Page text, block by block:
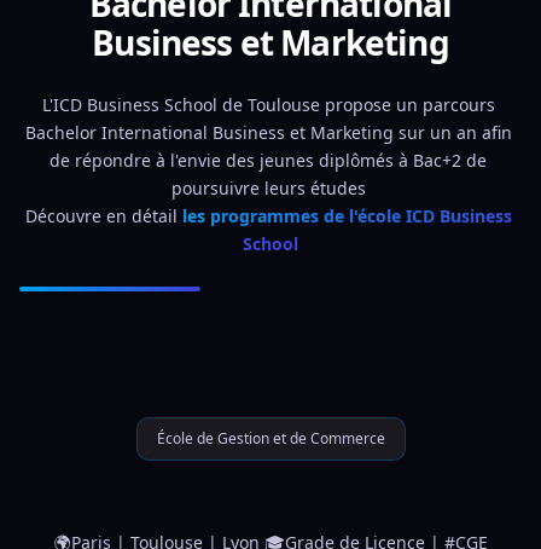
Business et Marketing
L'ICD Business School de Toulouse propose un parcours
Bachelor International Business et Marketing sur un an afin
de répondre à l'envie des jeunes diplômés à Bac+2 de
poursuivre leurs études
Découvre en détail les programmes de l'école ICD Business
School
École de Gestion et de Commerce
🌍Paris | Toulouse | Lyon 🎓Grade de Licence | #CGE